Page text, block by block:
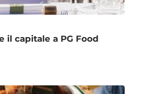
il capitale a PG Food